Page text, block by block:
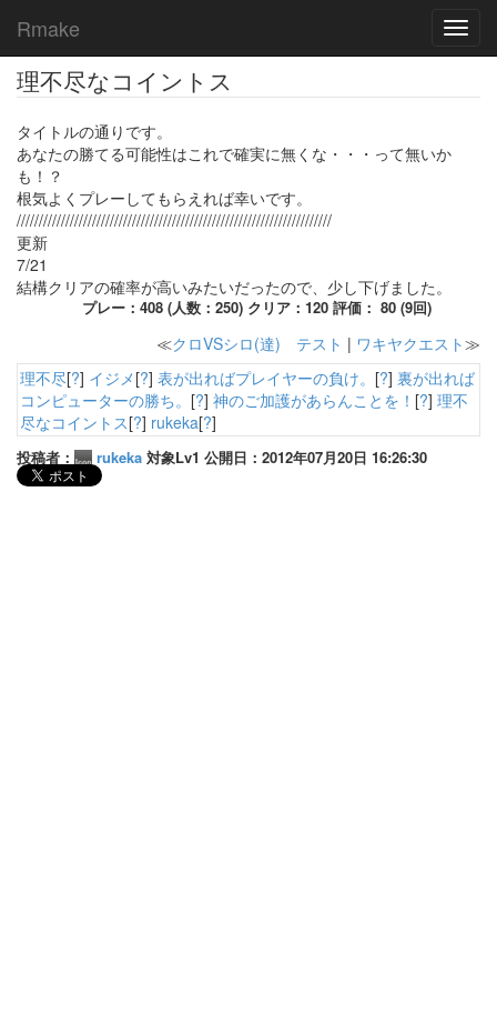
Rmake
理不尽なコイントス
タイトルの通りです。
あなたの勝てる可能性はこれで確実に無くな・・・って無いか
も！？
根気よくプレーしてもらえれば幸いです。
///////////////////////////////////////////////////////////////////////
更新
7/21
結構クリアの確率が高いみたいだったので、少し下げました。
プレー：408 (人数：250) クリア：120 評価： 80 (9回)
≪クロVSシロ(達) テスト | ワキヤクエスト≫
理不尽[?] イジメ[?] 表が出ればプレイヤーの負け。 [?] 裏が出れば
コンピューターの勝ち。 [?] 神のご加護があらんことを！ [?] 理不
尽なコイントス[?] rukeka[?]
投稿者： rukeka 対象Lv1 公開日：2012年07月20日 16:26:30